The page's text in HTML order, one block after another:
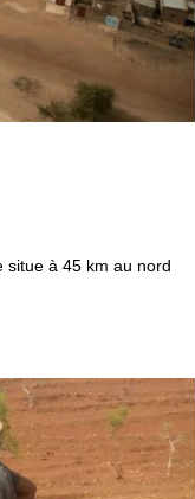
situe à 45 km au nord